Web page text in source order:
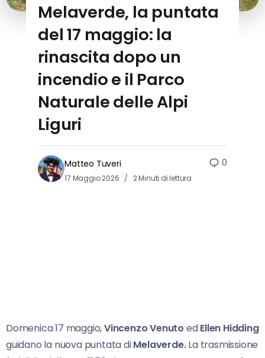
Melaverde, la puntata
del 17 maggio: la
rinascita dopo un
incendio e il Parco
Naturale delle Alpi
Liguri
Matteo Tuveri
17 Maggio 2026 2 Minuti di lettura
0
Domenica 17 maggio,Vincenzo Venuto edEllen Hidding
guidano la nuova puntata diMelaverde.La trasmissione